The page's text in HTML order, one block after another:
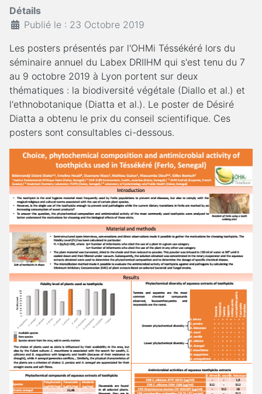
Détails
Publié le : 23 Octobre 2019
Les posters présentés par l'OHMi Téssékéré lors du
séminaire annuel du Labex DRIIHM qui s'est tenu du 7
au 9 octobre 2019 à Lyon portent sur deux
thématiques : la biodiversité végétale (Diallo et al.) et
l'ethnobotanique (Diatta et al.). Le poster de Désiré
Diatta a obtenu le prix du conseil scientifique. Ces
posters sont consultables ci-dessous.